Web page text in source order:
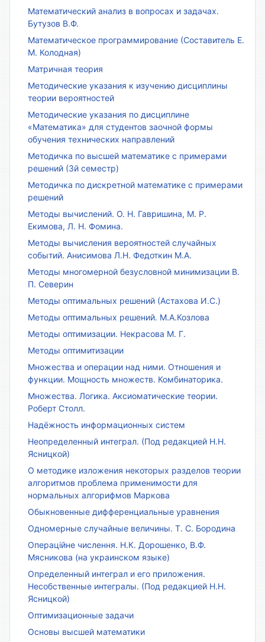
Математический анализ в вопросах и задачах.
Бутузов В.Ф.
Математическое программирование (Составитель Е.
М. Колодная)
Матричная теория
Методические указания к изучению дисциплины
теории вероятностей
Методические указания по дисциплине
«Математика» для студентов заочной формы
обучения технических направлений
Методичка по высшей математике с примерами
решений (3й семестр)
Методичка по дискретной математике с примерами
решений
Методы вычислений. О. Н. Гавришина, М. Р.
Екимова, Л. Н. Фомина.
Методы вычисления вероятностей случайных
событий. Анисимова Л.Н. Федоткин М.А.
Методы многомерной безусловной минимизации В.
П. Северин
Методы оптимальных решений (Астахова И.С.)
Методы оптимальных решений. М.А.Козлова
Методы оптимизации. Некрасова М. Г.
Методы оптимитизации
Множества и операции над ними. Отношения и
функции. Мощность множеств. Комбинаторика.
Множества. Логика. Аксиоматические теории.
Роберт Столл.
Надёжность информационных систем
Неопределенный интеграл. (Под редакцией Н.Н.
Ясницкой)
О методике изложения некоторых разделов теории
алгоритмов проблема применимости для
нормальных алгорифмов Маркова
Обыкновенные дифференциальные уравнения
Одномерные случайные величины. Т. С. Бородина
Операційне числення. Н.К. Дорошенко, В.Ф.
Мясникова (на украинском языке)
Определенный интеграл и его приложения.
Несобственные интегралы. (Под редакцией Н.Н.
Ясницкой)
Оптимизационные задачи
Основы высшей математики